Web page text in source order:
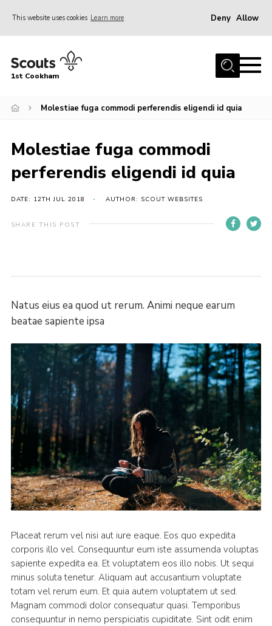
This website uses cookies Learn more Deny Allow
Home
Join
Events
Gallery
Information for parents
Shop
Cookies
1st Cookham
Molestiae fuga commodi perferendis eligendi id quia
Molestiae fuga commodi
perferendis eligendi id quia
DATE: 12TH JUL 2018 AUTHOR: SCOUT WEBSITES
SHARE THIS POST
Natus eius ea quod ut rerum. Animi neque earum
beatae sapiente ipsa
Placeat rerum vel nisi aut iure eaque. Eos quo expedita
corporis illo vel. Consequuntur eum iste assumenda voluptas
sapiente expedita ea. Et voluptatem eos illo nobis. Ut sequi
minus soluta tenetur. Aliquam aut accusantium voluptate
totam vel rerum eum. Et quia autem voluptatem ut sed.
Magnam commodi dolor consequatur quasi. Temporibus
consequuntur in nemo perspiciatis cupiditate. Sint odit enim